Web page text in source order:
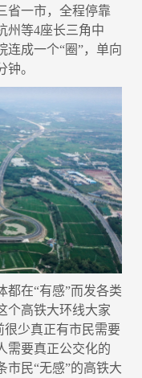
省一市，全程停靠
州等4座长三角中
连成一个“圈”，单向
。
在“有感”而发各类
个高铁大环线大家
很少真正有市民需要
需要真正公交化的
市民“无感”的高铁大